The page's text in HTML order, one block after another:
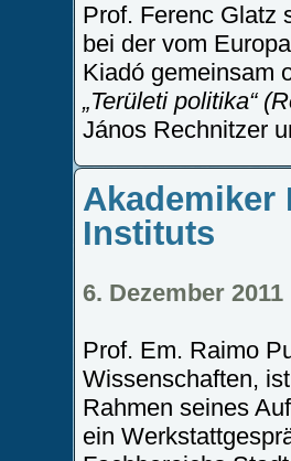
Prof. Ferenc Glatz
bei der vom
Kiadó gemeinsam
„Területi politika“
János Rechnitzer
Akademiker
Instituts
6. Dezember 2011
Prof. Em. Raimo
Wissenschaften,
Rahmen seines
ein